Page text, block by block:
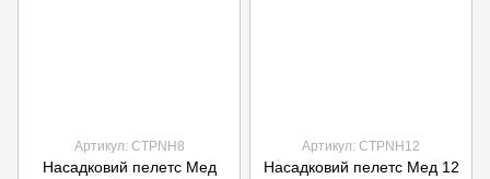
Артикул: CTPNH8
Насадковий пелетс Мед
Артикул: CTPNH12
Насадковий пелетс Мед 12